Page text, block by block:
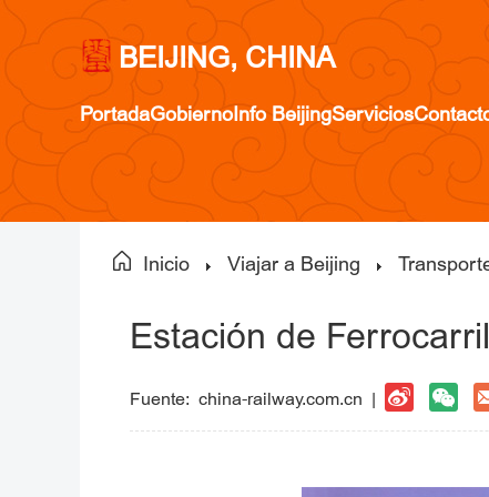
BEIJING, CHINA
PortadaGobiernoInfo BeijingServicios
Inicio Viajar a Beijing
Estación de
Fuente: china-railway.com.cn |